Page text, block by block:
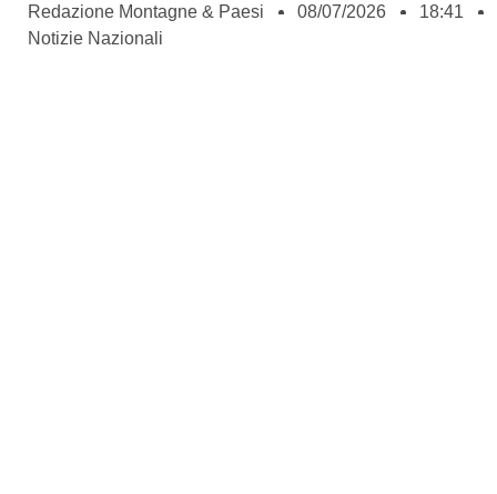
Redazione Montagne & Paesi 08/07/2026
18:41
Notizie Nazionali